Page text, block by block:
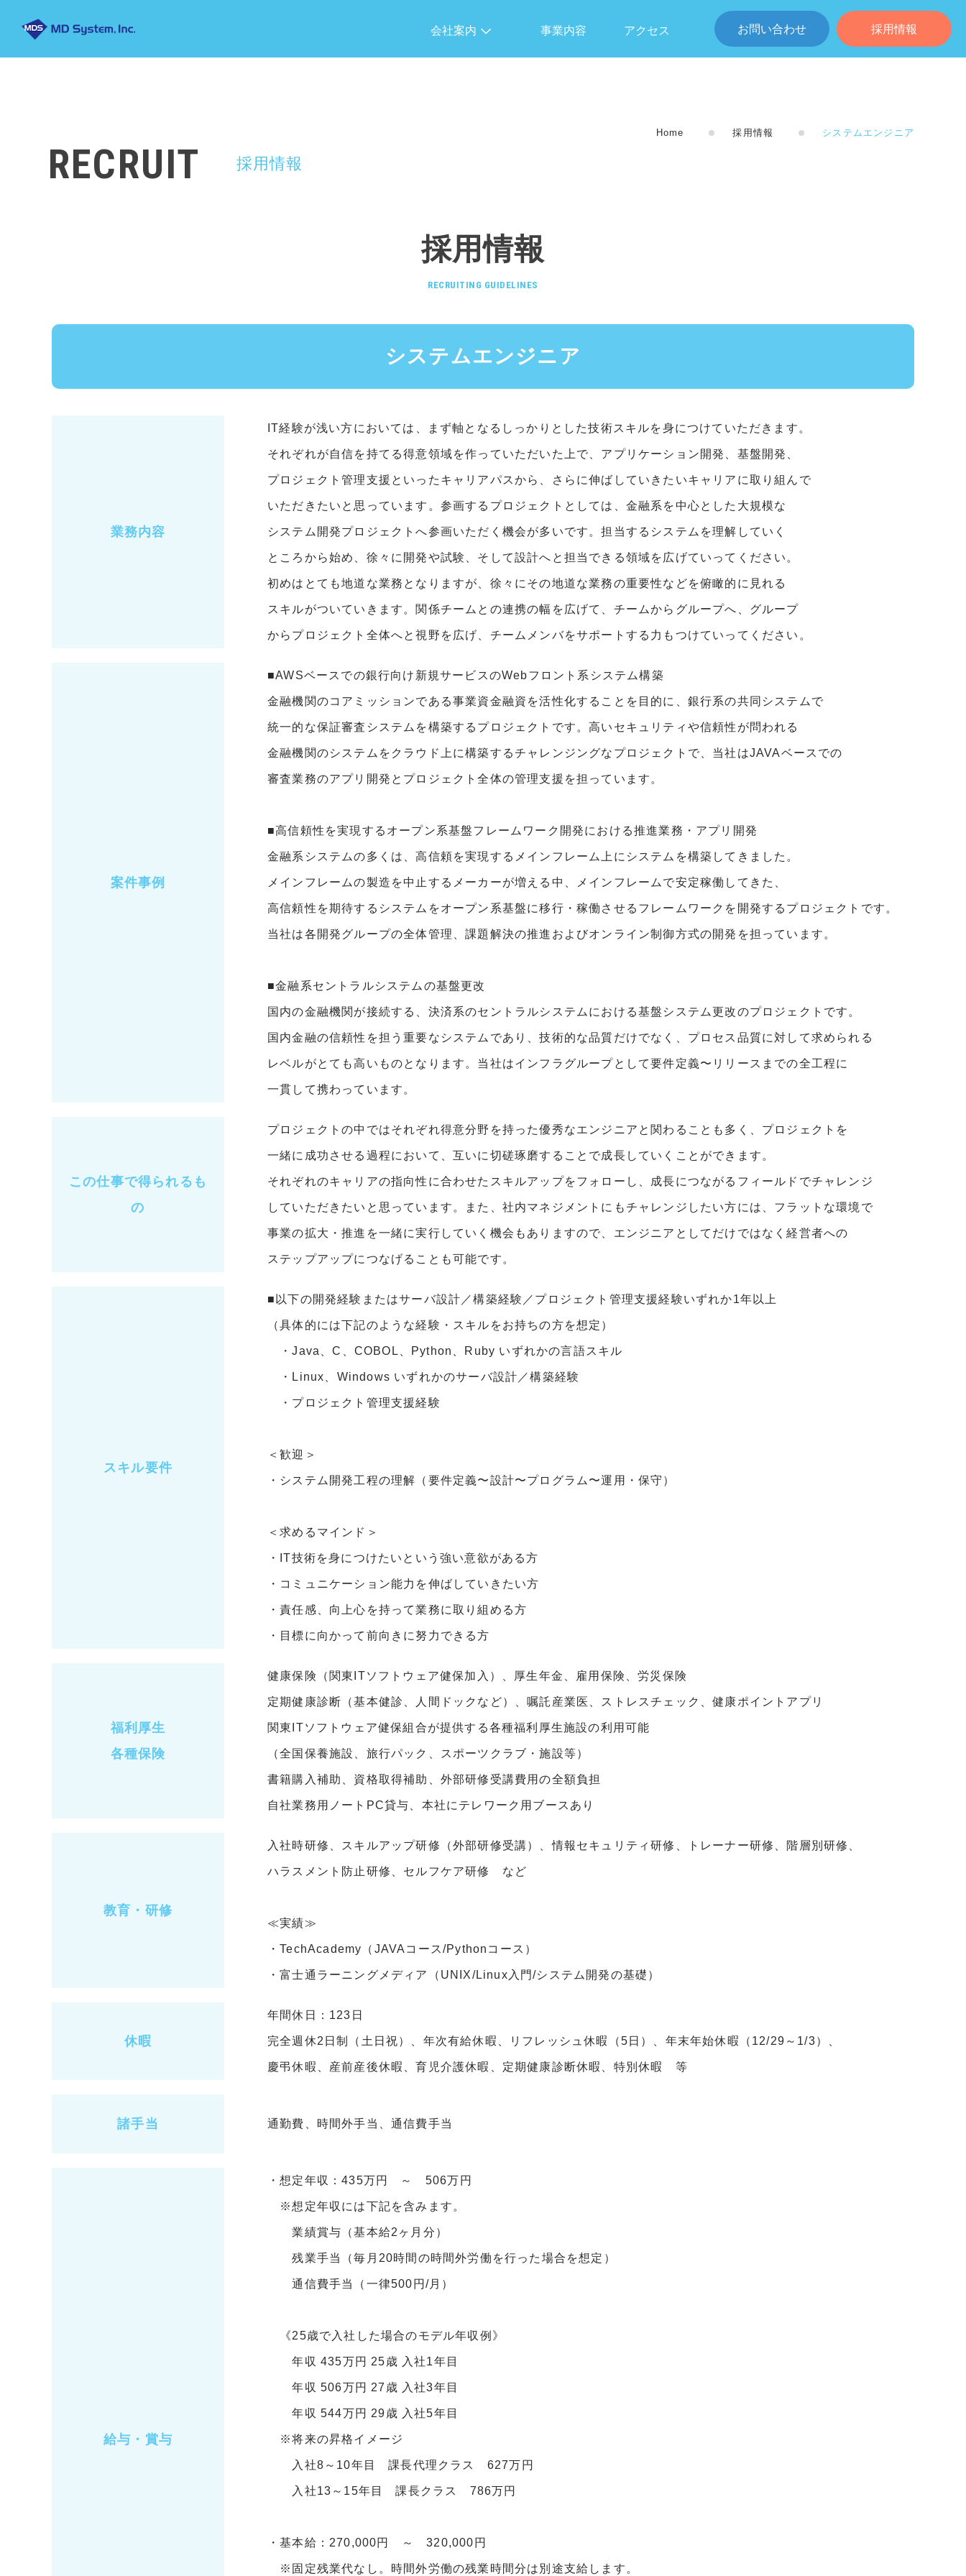
会社案内 事業内容 アクセス お問い合わせ 採用情報
Home 採用情報 システムエンジニア
RECRUIT 採用情報
採用情報
RECRUITING GUIDELINES
システムエンジニア
業務内容
IT経験が浅い方においては、まず軸となるしっかりとした技術スキルを身につけていただきます。
それぞれが自信を持てる得意領域を作っていただいた上で、アプリケーション開発、基盤開発、
プロジェクト管理支援といったキャリアパスから、さらに伸ばしていきたいキャリアに取り組んで
いただきたいと思っています。参画するプロジェクトとしては、金融系を中心とした大規模な
システム開発プロジェクトへ参画いただく機会が多いです。担当するシステムを理解していく
ところから始め、徐々に開発や試験、そして設計へと担当できる領域を広げていってください。
初めはとても地道な業務となりますが、徐々にその地道な業務の重要性などを俯瞰的に⾒れる
スキルがついていきます。関係チームとの連携の幅を広げて、チームからグループへ、グループ
からプロジェクト全体へと視野を広げ、チームメンバをサポートする力もつけていってください。
案件事例
■AWSベースでの銀行向け新規サービスのWebフロント系システム構築
金融機関のコアミッションである事業資金融資を活性化することを目的に、銀行系の共同システムで
統一的な保証審査システムを構築するプロジェクトです。高いセキュリティや信頼性が問われる
金融機関のシステムをクラウド上に構築するチャレンジングなプロジェクトで、当社はJAVAベースでの
審査業務のアプリ開発とプロジェクト全体の管理支援を担っています。
■高信頼性を実現するオープン系基盤フレームワーク開発における推進業務・アプリ開発
金融系システムの多くは、高信頼を実現するメインフレーム上にシステムを構築してきました。
メインフレームの製造を中止するメーカーが増える中、メインフレームで安定稼働してきた、
高信頼性を期待するシステムをオープン系基盤に移行・稼働させるフレームワークを開発するプロジェクトです。
当社は各開発グループの全体管理、課題解決の推進およびオンライン制御方式の開発を担っています。
■金融系セントラルシステムの基盤更改
国内の金融機関が接続する、決済系のセントラルシステムにおける基盤システム更改のプロジェクトです。
国内金融の信頼性を担う重要なシステムであり、技術的な品質だけでなく、プロセス品質に対して求められる
レベルがとても高いものとなります。当社はインフラグループとして要件定義〜リリースまでの全工程に
一貫して携わっています。
この仕事で得られるも
の
プロジェクトの中ではそれぞれ得意分野を持った優秀なエンジニアと関わることも多く、プロジェクトを
一緒に成功させる過程において、互いに切磋琢磨することで成⻑していくことができます。
それぞれのキャリアの指向性に合わせたスキルアップをフォローし、成⻑につながるフィールドでチャレンジ
していただきたいと思っています。また、社内マネジメントにもチャレンジしたい方には、フラットな環境で
事業の拡大・推進を一緒に実行していく機会もありますので、エンジニアとしてだけではなく経営者への
ステップアップにつなげることも可能です。
スキル要件
■以下の開発経験またはサーバ設計／構築経験／プロジェクト管理支援経験いずれか1年以上
（具体的には下記のような経験・スキルをお持ちの方を想定）
・Java、C、COBOL、Python、Ruby いずれかの言語スキル
・Linux、Windows いずれかのサーバ設計／構築経験
・プロジェクト管理支援経験
＜歓迎＞
・システム開発⼯程の理解（要件定義〜設計〜プログラム〜運用・保守）
＜求めるマインド＞
・IT技術を身につけたいという強い意欲がある方
・コミュニケーション能力を伸ばしていきたい方
・責任感、向上心を持って業務に取り組める方
・目標に向かって前向きに努力できる方
福利厚生
各種保険
健康保険（関東ITソフトウェア健保加入）、厚生年金、雇用保険、労災保険
定期健康診断（基本健診、人間ドックなど）、嘱託産業医、ストレスチェック、健康ポイントアプリ
関東ITソフトウェア健保組合が提供する各種福利厚生施設の利用可能
（全国保養施設、旅行パック、スポーツクラブ・施設等）
書籍購入補助、資格取得補助、外部研修受講費用の全額負担
自社業務用ノートPC貸与、本社にテレワーク用ブースあり
教育・研修
入社時研修、スキルアップ研修（外部研修受講）、情報セキュリティ研修、トレーナー研修、階層別研修、
ハラスメント防止研修、セルフケア研修 など
≪実績≫
・TechAcademy（JAVAコース/Pythonコース）
・富士通ラーニングメディア（UNIX/Linux入門/システム開発の基礎）
休暇
年間休日：123日
完全週休2日制（土日祝）、年次有給休暇、リフレッシュ休暇（5日）、年末年始休暇（12/29～1/3）、
慶弔休暇、産前産後休暇、育児介護休暇、定期健康診断休暇、特別休暇 等
諸手当 通勤費、時間外手当、通信費手当
給与・賞与
・想定年収：435万円 ～ 506万円
※想定年収には下記を含みます。
業績賞与（基本給2ヶ月分）
残業手当（毎月20時間の時間外労働を行った場合を想定）
通信費手当（一律500円/月）
《25歳で入社した場合のモデル年収例》
年収 435万円 25歳 入社1年目
年収 506万円 27歳 入社3年目
年収 544万円 29歳 入社5年目
※将来の昇格イメージ
入社8～10年目 課長代理クラス 627万円
入社13～15年目 課長クラス 786万円
・基本給：270,000円 ～ 320,000円
※固定残業代なし。時間外労働の残業時間分は別途支給します。